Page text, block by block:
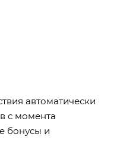
поддержкой.
автоматически
с момента
бонусы и